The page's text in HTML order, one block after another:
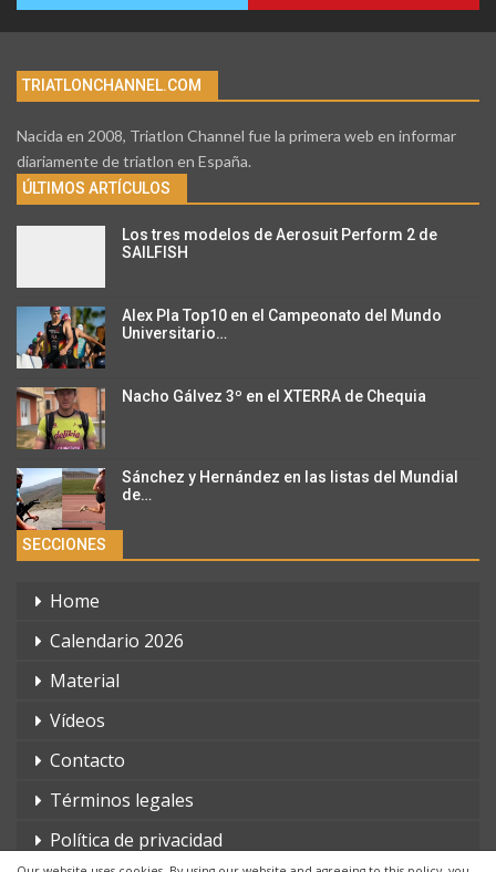
TRIATLONCHANNEL.COM
Nacida en 2008, Triatlon Channel fue la primera web en informar
diariamente de triatlon en España.
ÚLTIMOS ARTÍCULOS
Los tres modelos de Aerosuit Perform 2 de
SAILFISH
Alex Pla Top10 en el Campeonato del Mundo
Universitario…
Nacho Gálvez 3º en el XTERRA de Chequia
Sánchez y Hernández en las listas del Mundial
de…
SECCIONES
Home
Calendario 2026
Material
Vídeos
Contacto
Términos legales
Política de privacidad